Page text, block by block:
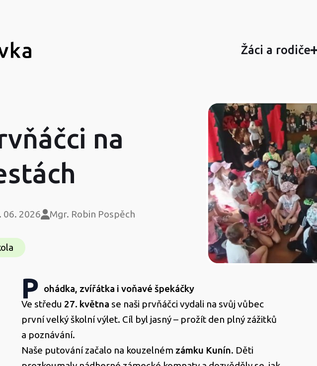
Žáci a rodiče
na
06. 2026 Mgr. Robin Pospěch
P ohádka, zvířátka i voňavé špekáčky
Ve středu 27. května se naši prvňáčci vydali na svůj vůbec
první velký školní výlet. Cíl byl jasný – prožít den plný zážitků
a poznávání.
Naše putování začalo na kouzelném zámku Kunín. Děti